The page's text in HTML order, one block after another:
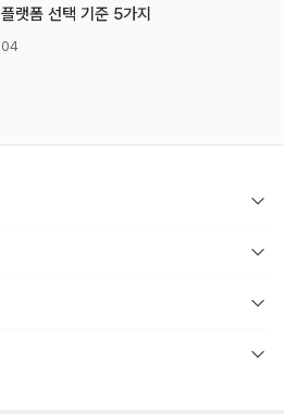
랫폼 선택 기준 5가지